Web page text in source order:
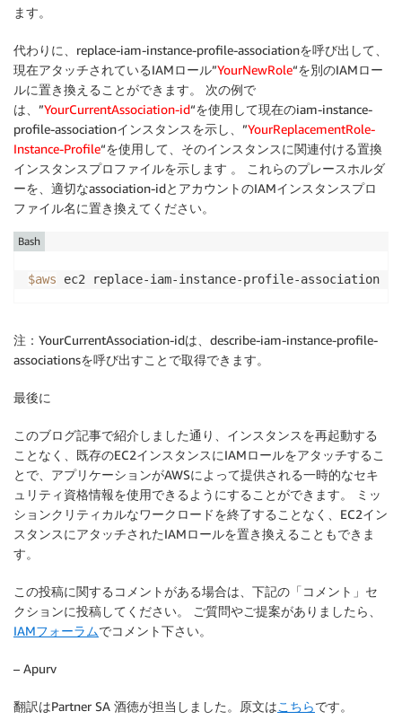
ます。
代わりに、replace-iam-instance-profile-associationを呼び出して、
現在アタッチされているIAMロール”YourNewRole“を別のIAMロー
ルに置き換えることができます。 次の例で
は、”YourCurrentAssociation-id“を使用して現在のiam-instance-
profile-associationインスタンスを示し、”YourReplacementRole-
Instance-Profile“を使用して、そのインスタンスに関連付ける置換
インスタンスプロファイルを示します 。 これらのプレースホルダ
ーを、適切なassociation-idとアカウントのIAMインスタンスプロ
ファイル名に置き換えてください。
$aws ec2 replace-iam-instance-profile-association
Bash
注：YourCurrentAssociation-idは、describe-iam-instance-profile-
associationsを呼び出すことで取得できます。
最後に
このブログ記事で紹介しました通り、インスタンスを再起動する
ことなく、既存のEC2インスタンスにIAMロールをアタッチするこ
とで、アプリケーションがAWSによって提供される一時的なセキ
ュリティ資格情報を使用できるようにすることができます。 ミッ
ションクリティカルなワークロードを終了することなく、EC2イン
スタンスにアタッチされたIAMロールを置き換えることもできま
す。
この投稿に関するコメントがある場合は、下記の「コメント」セ
クションに投稿してください。 ご質問やご提案がありましたら、
IAMフォーラムでコメント下さい。
– Apurv
翻訳はPartner SA 酒徳が担当しました。原文はこちらです。